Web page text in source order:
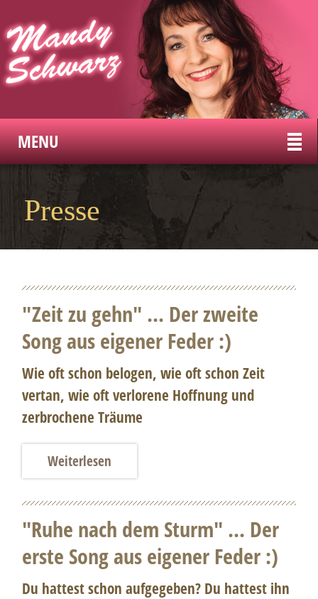
MENU
Presse
"Zeit zu gehn" ... Der zweite
Song aus eigener Feder :)
Wie oft schon belogen, wie oft schon Zeit
vertan, wie oft verlorene Hoffnung und
zerbrochene Träume
Weiterlesen
"Ruhe nach dem Sturm" ... Der
erste Song aus eigener Feder :)
Du hattest schon aufgegeben? Du hattest ihn